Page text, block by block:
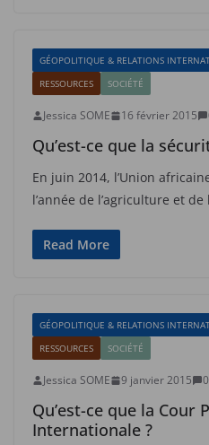
GÉOPOLITIQUE & RELATIONS
RESSOURCES
SOCIÉTÉ
Jessica SOME 16 février 2015
Qu’est-ce que la
En juin 2014, l’Union
l’année de l’agriculture et
Read More
GÉOPOLITIQUE & RELATIONS
RESSOURCES
SOCIÉTÉ
Jessica SOME 9 janvier 2015
Qu’est-ce que la Cour
Internationale ?